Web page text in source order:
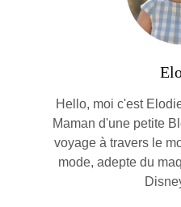
Hello, moi c'est
Maman d'une petite
voyage à travers le
mode, adepte du